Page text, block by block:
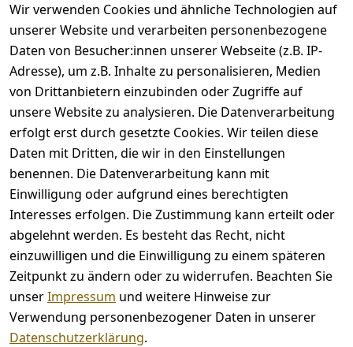
Wir haben keine Artikel mehr in dieser Kategorie.
Haben Sie nicht gefunden, was Sie suchen?
Artikel durchsuchen
Wir verwenden Cookies und ähnliche Technologien auf
unserer Website und verarbeiten personenbezogene
Daten von Besucher:innen unserer Webseite (z.B. IP-
Adresse), um z.B. Inhalte zu personalisieren, Medien
von Drittanbietern einzubinden oder Zugriffe auf
unsere Website zu analysieren. Die Datenverarbeitung
erfolgt erst durch gesetzte Cookies. Wir teilen diese
Daten mit Dritten, die wir in den Einstellungen
benennen. Die Datenverarbeitung kann mit
Einwilligung oder aufgrund eines berechtigten
Interesses erfolgen. Die Zustimmung kann erteilt oder
abgelehnt werden. Es besteht das Recht, nicht
einzuwilligen und die Einwilligung zu einem späteren
Zeitpunkt zu ändern oder zu widerrufen. Beachten Sie
unserImpressum und weitere Hinweise zur
Verwendung personenbezogener Daten in unserer
Datenschutzerklärung.
Rechtliches
AGB
Impressum
Datenschutze
rklärung
Barrierefreihe
itserklärung
Widerrufsrec
ht
Kontakt
Kontakt
Registrieren